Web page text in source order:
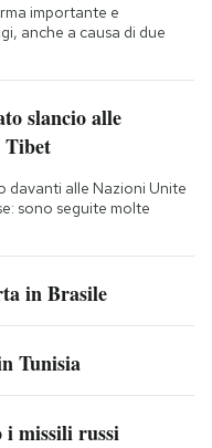
importante e
anche a causa di due
slancio alle
Tibet
davanti alle Nazioni Unite
sono seguite molte
in Brasile
Tunisia
i missili russi